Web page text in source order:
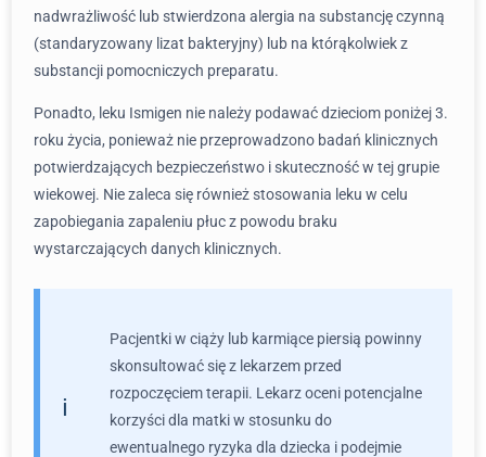
nadwrażliwość lub stwierdzona alergia na substancję czynną
(standaryzowany lizat bakteryjny) lub na którąkolwiek z
substancji pomocniczych preparatu.
Ponadto, leku Ismigen nie należy podawać dzieciom poniżej 3.
roku życia, ponieważ nie przeprowadzono badań klinicznych
potwierdzających bezpieczeństwo i skuteczność w tej grupie
wiekowej. Nie zaleca się również stosowania leku w celu
zapobiegania zapaleniu płuc z powodu braku
wystarczających danych klinicznych.
Pacjentki w ciąży lub karmiące piersią powinny
skonsultować się z lekarzem przed
rozpoczęciem terapii. Lekarz oceni potencjalne
korzyści dla matki w stosunku do
ewentualnego ryzyka dla dziecka i podejmie